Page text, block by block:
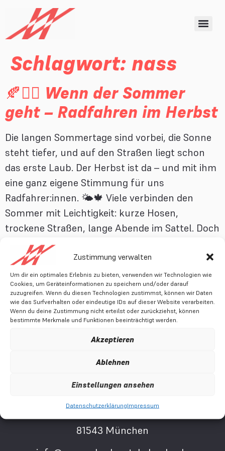
Zustimmung verwalten
Um dir ein optimales Erlebnis zu bieten, verwenden wir Technologien wie
Cookies, um Geräteinformationen zu speichern und/oder darauf
zuzugreifen. Wenn du diesen Technologien zustimmst, können wir Daten
wie das Surfverhalten oder eindeutige IDs auf dieser Website verarbeiten.
Wenn du deine Zustimmung nicht erteilst oder zurückziehst, können
bestimmte Merkmale und Funktionen beeinträchtigt werden.
Akzeptieren
Ablehnen
Einstellungen ansehen
DatenschutzerklärungImpressum
Schlagwort: nass
🍂🚴‍♂️ Wenn der Sommer
geht – Radfahren im Herbst
Die langen Sommertage sind vorbei, die Sonne
steht tiefer, und auf den Straßen liegt schon
das erste Laub. Der Herbst ist da – und mit ihm
eine ganz eigene Stimmung für uns
Radfahrer:innen. 🌤️🍁 Viele verbinden den
Sommer mit Leichtigkeit: kurze Hosen,
trockene Straßen, lange Abende im Sattel. Doch
auch der Herbst hat seinen Zauber. […]
Cycling is a
gift.
Rennrad Adventskalender
by Alexander Eble
81543 München